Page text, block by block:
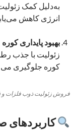
به‌دلیل کمک
انرژی کاهش
بهبود پایداری کوره
زئولیت با جذب
کوره جلوگیری می
فروش زئولیت ذوب فلزات و
کاربردهای